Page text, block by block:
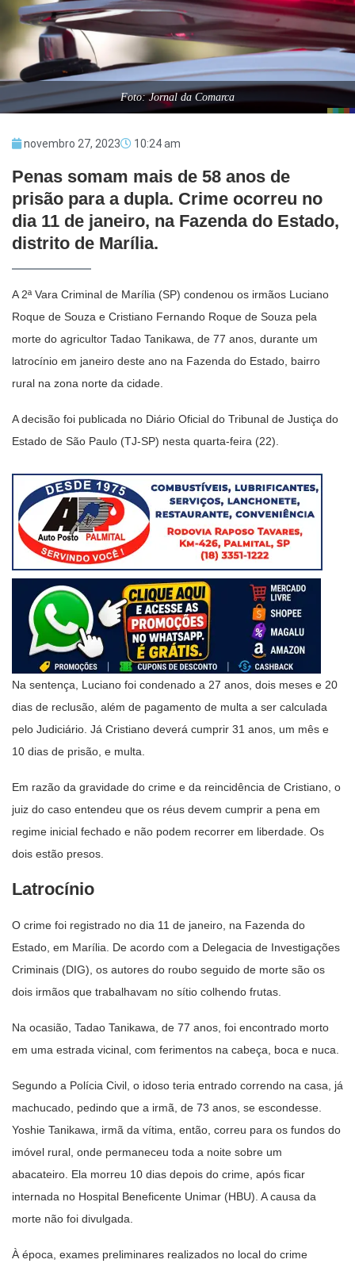
Foto: Jornal da Comarca
novembro 27, 2023 10:24 am
Penas somam mais de 58 anos de
prisão para a dupla. Crime ocorreu no
dia 11 de janeiro, na Fazenda do Estado,
distrito de Marília.
A 2ª Vara Criminal de Marília (SP) condenou os irmãos Luciano
Roque de Souza e Cristiano Fernando Roque de Souza pela
morte do agricultor Tadao Tanikawa, de 77 anos, durante um
latrocínio em janeiro deste ano na Fazenda do Estado, bairro
rural na zona norte da cidade.
A decisão foi publicada no Diário Oficial do Tribunal de Justiça do
Estado de São Paulo (TJ-SP) nesta quarta-feira (22).
Na sentença, Luciano foi condenado a 27 anos, dois meses e 20
dias de reclusão, além de pagamento de multa a ser calculada
pelo Judiciário. Já Cristiano deverá cumprir 31 anos, um mês e
10 dias de prisão, e multa.
Em razão da gravidade do crime e da reincidência de Cristiano, o
juiz do caso entendeu que os réus devem cumprir a pena em
regime inicial fechado e não podem recorrer em liberdade. Os
dois estão presos.
Latrocínio
O crime foi registrado no dia 11 de janeiro, na Fazenda do
Estado, em Marília. De acordo com a Delegacia de Investigações
Criminais (DIG), os autores do roubo seguido de morte são os
dois irmãos que trabalhavam no sítio colhendo frutas.
Na ocasião, Tadao Tanikawa, de 77 anos, foi encontrado morto
em uma estrada vicinal, com ferimentos na cabeça, boca e nuca.
Segundo a Polícia Civil, o idoso teria entrado correndo na casa, já
machucado, pedindo que a irmã, de 73 anos, se escondesse.
Yoshie Tanikawa, irmã da vítima, então, correu para os fundos do
imóvel rural, onde permaneceu toda a noite sobre um
abacateiro. Ela morreu 10 dias depois do crime, após ficar
internada no Hospital Beneficente Unimar (HBU). A causa da
morte não foi divulgada.
À época, exames preliminares realizados no local do crime